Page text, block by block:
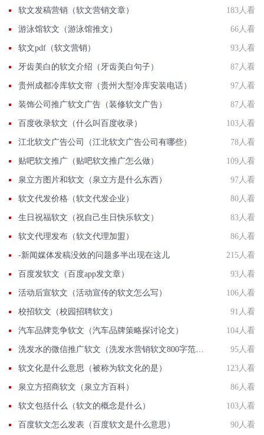
软文发稿营销（软文营销文章） 183人看
游泳馆软文（游泳馆推文） 66人看
软文pdf（软文营销） 93人看
牙齿美白的软文介绍（牙齿美白句子） 87人看
贵州成都冷库软文帘（贵州大型冷库安装电话） 97人看
装饰公司推广软文广告（装修软文广告） 87人看
百度收录软文（什么叫百度收录） 103人看
江北软文广告公司（江北软文广告公司有哪些） 78人看
贴吧软文推广（贴吧软文推广怎么做） 109人看
泉立方图片和软文（泉立方是什么东西） 97人看
软文代发价格（软文代发企业） 80人看
生日祝福软文（祝自己生日快乐软文） 83人看
软文代理发布（软文代理加盟） 86人看
-新闻媒体发稿没效的问题多半出现在这儿 215人看
百度发软文（百度app发文章） 93人看
活动后宣软文（活动宣传的软文怎么写） 106人看
校招软文（校园招聘软文） 91人看
汽车品牌竞争软文（汽车品牌策略探讨论文） 104人看
95人看
软文化是什么意思（被称为软文化的是） 123人看
泉立方招商软文（泉立方百科） 86人看
软文包括什么（软文的概念是什么） 103人看
百度软文怎么发表（百度软文是什么意思） 90人看